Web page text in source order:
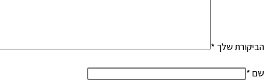
הביקורת שלך*
שם*